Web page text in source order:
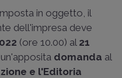
in oggetto, il
dell'impresa deve
(ore 10.00) al 21
domanda al
e l'Editoria